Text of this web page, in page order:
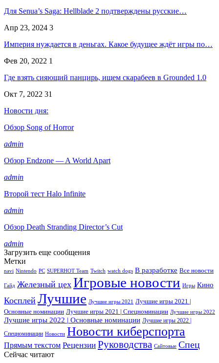
Для Senua’s Saga: Hellblade 2 подтверждены русские…
Апр 23, 2024 3
Империя нуждается в деньгах. Какое будущее ждёт игры по…
Фев 20, 2022 1
Где взять сияющий панцирь, ищем скарабеев в Grounded 1.0
Окт 7, 2022 31
Новости дня:
Обзор Song of Horror
admin
Обзор Endzone — A World Apart
admin
Второй тест Halo Infinite
admin
Обзор Death Stranding Director’s Cut
admin
Загрузить еще сообщения
Метки
navi Nintendo PC SUPERHOT Team Twitch watch dogs В разработке Все новости
Гайд Железный цех Игровые новости Игры Кино
Косплей Лучшие Лучшие игры 2021
Лучшие игры 2021 |
Основные номинации Лучшие игры 2021 | Спецноминации Лучшие игры 2022
Лучшие игры 2022 | Основные номинации Лучшие игры 2022 |
Спецноминации Новости Новости киберспорта
Прямым текстом Рецензии Руководства Сайтовые Спец
Сейчас читают